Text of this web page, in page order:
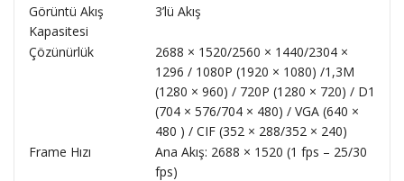
Görüntü Akış
Kapasitesi
3’lü Akış
Çözünürlük
2688 × 1520/2560 × 1440/2304 ×
1296 / 1080P (1920 × 1080) /1,3M
(1280 × 960) / 720P (1280 × 720) / D1
(704 × 576/704 × 480) / VGA (640 ×
480 ) / CIF (352 × 288/352 × 240)
Frame Hızı
Ana Akış: 2688 × 1520 (1 fps – 25/30
fps)